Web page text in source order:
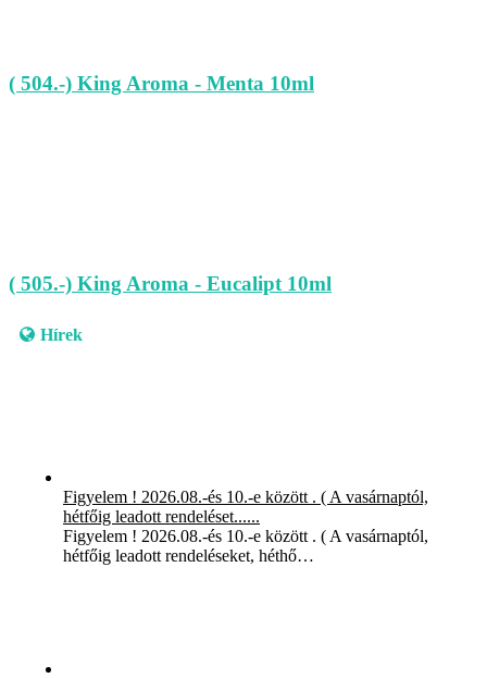
( 504.-) King Aroma - Menta 10ml
( 505.-) King Aroma - Eucalipt 10ml
Hírek
Figyelem ! 2026.08.-és 10.-e között . ( A vasárnaptól,
hétfőig leadott rendeléset......
Figyelem ! 2026.08.-és 10.-e között . ( A vasárnaptól,
hétfőig leadott rendeléseket, héthő…